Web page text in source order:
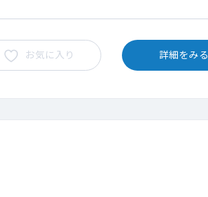
お気に入り 詳細をみる